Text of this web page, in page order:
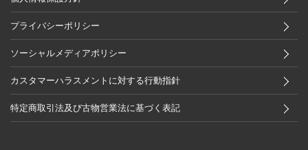
プライバシーポリシー
ソーシャルメディアポリシー
カスタマーハラスメントに対する行動指針
特定商取引法及び古物営業法に基づく表記